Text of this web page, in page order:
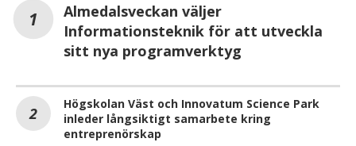
Almedalsveckan väljer
Informationsteknik för att utveckla
sitt nya programverktyg
Högskolan Väst och Innovatum Science Park
inleder långsiktigt samarbete kring
entreprenörskap